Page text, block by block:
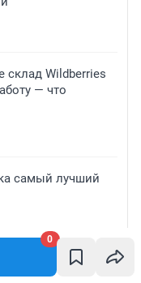
0
склад Wildberries
— что
самый лучший
за 2 млрд